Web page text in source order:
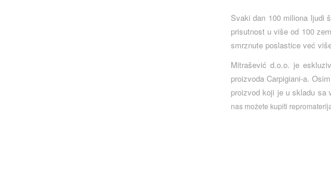
Svaki dan 100 miliona ljudi
prisutnost u više od 100
smrznute poslastice već
Mitrašević d.o.o. je
proizvoda Carpigiani-a.
proizvod koji je u skladu sa
nas možete kupiti